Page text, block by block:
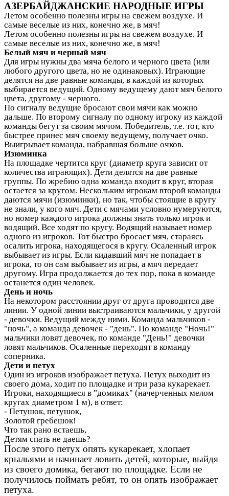
АЗЕРБАЙДЖАНСКИЕ НАРОДНЫЕ ИГРЫ
Летом особенно полезны игры на свежем воздухе. И
самые веселые из них, конечно же, в мяч!
Летом особенно полезны игры на свежем воздухе. И
самые веселые из них, конечно же, в мяч!
Белый мяч и черный мяч
Для игры нужны два мяча белого и черного цвета (или
любого другого цвета, но не одинаковых). Играющие
делятся на две равные команды, в каждой из которых
выбирается ведущий. Одному ведущему дают мяч белого
цвета, другому - черного.
По сигналу ведущие бросают свои мячи как можно
дальше. По второму сигналу по одному игроку из каждой
команды бегут за своим мячом. Победитель, т.е. тот, кто
быстрее принес мяч своему ведущему, получает очко.
Выигрывает команда, набравшая больше очков.
Изюминка
На площадке чертится круг (диаметр круга зависит от
количества играющих). Дети делятся на две равные
группы. По жребию одна команда входит в круг, вторая
остается за кругом. Нескольким игрокам второй команды
даются мячи (изюминки), но так, чтобы стоящие в кругу
не знали, у кого мяч. Дети с мячами условно нумеруются,
но номер каждого игрока должны знать только игрок и
водящий. Все ходят по кругу. Водящий называет номер
одного из игроков. Тот быстро бросает мяч, стараясь
осалить игрока, находящегося в кругу. Осаленный игрок
выбывает из игры. Если кидавший мяч не попадает в
игрока, то он сам выбывает из игры, а мяч передает
другому. Игра продолжается до тех пор, пока в команде
останется один человек.
День и ночь
На некотором расстоянии друг от друга проводятся две
линии. У одной линии выстраиваются мальчики, у другой
- девочки. Ведущий между ними. Команда мальчиков -
"ночь", а команда девочек - "день". По команде "Ночь!"
мальчики ловят девочек, по команде "День!" девочки
ловят мальчиков. Осаленные переходят в команду
соперника.
Дети и петух
Один из игроков изображает петуха. Петух выходит из
своего дома, ходит по площадке и три раза кукарекает.
Игроки, находящиеся в "домиках" (начерченных мелом
кругах диаметром 1 м), в ответ:
- Петушок, петушок,
Золотой гребешок!
Что так рано встаешь,
Детям спать не даешь?
После этого петух опять кукарекает, хлопает
крыльями и начинает ловить детей, которые, выйдя
из своего домика, бегают по площадке. Если не
получилось поймать ребят, то он опять изображает
петуха.